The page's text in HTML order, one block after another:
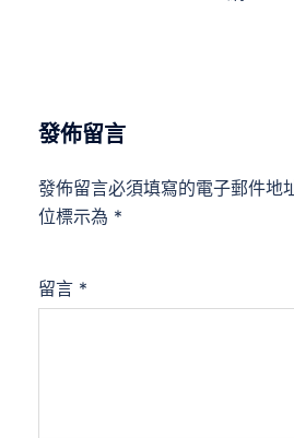
發佈留言
發佈留言必須填寫的電子郵件地
位標示為 *
留言 *